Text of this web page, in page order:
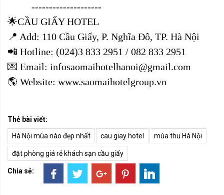
--------------------
🌟CẦU GIẤY HOTEL
📍 Add: 110 Cầu Giấy, P. Nghĩa Đô, TP. Hà Nội
📲 Hotline: (024)3 833 2951 / 082 833 2951
💌 Email: infosaomaihotelhanoi@gmail.com
🌎 Website: www.saomaihotelgroup.vn
Thẻ bài viết:
Hà Nội mùa nào đẹp nhất cau giay hotel mùa thu Hà Nội
đặt phòng giá rẻ khách sạn cầu giấy
Chia sẻ: